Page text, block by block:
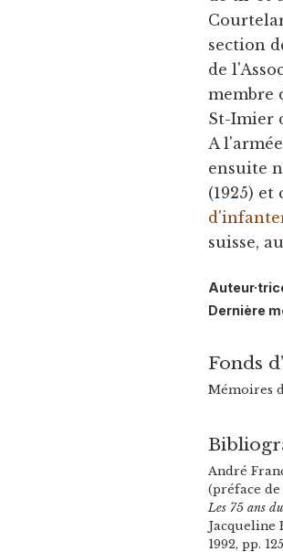
section
de
membre
St-Imier
A
ensuite
(1925) et
suisse,
Dernière
Fonds
Mémoires
André
(préface de
Les 75 ans
Jacqueline
1992, pp.